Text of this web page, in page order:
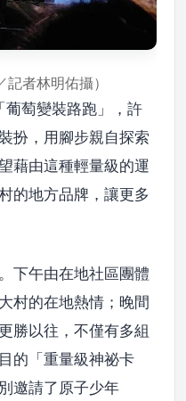
者林明佑攝）
葡萄變裝路跑」，許
扮，用腳步親自探索
藉由這種輕量級的運
的地方品牌，讓更多
下午由在地社區團體
村的在地熱情；晚間
勝以往，不僅有多組
的「重量級神祕卡
邀請了原子少年